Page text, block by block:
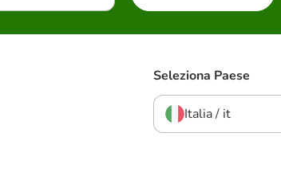
Seleziona Paese
Italia / it